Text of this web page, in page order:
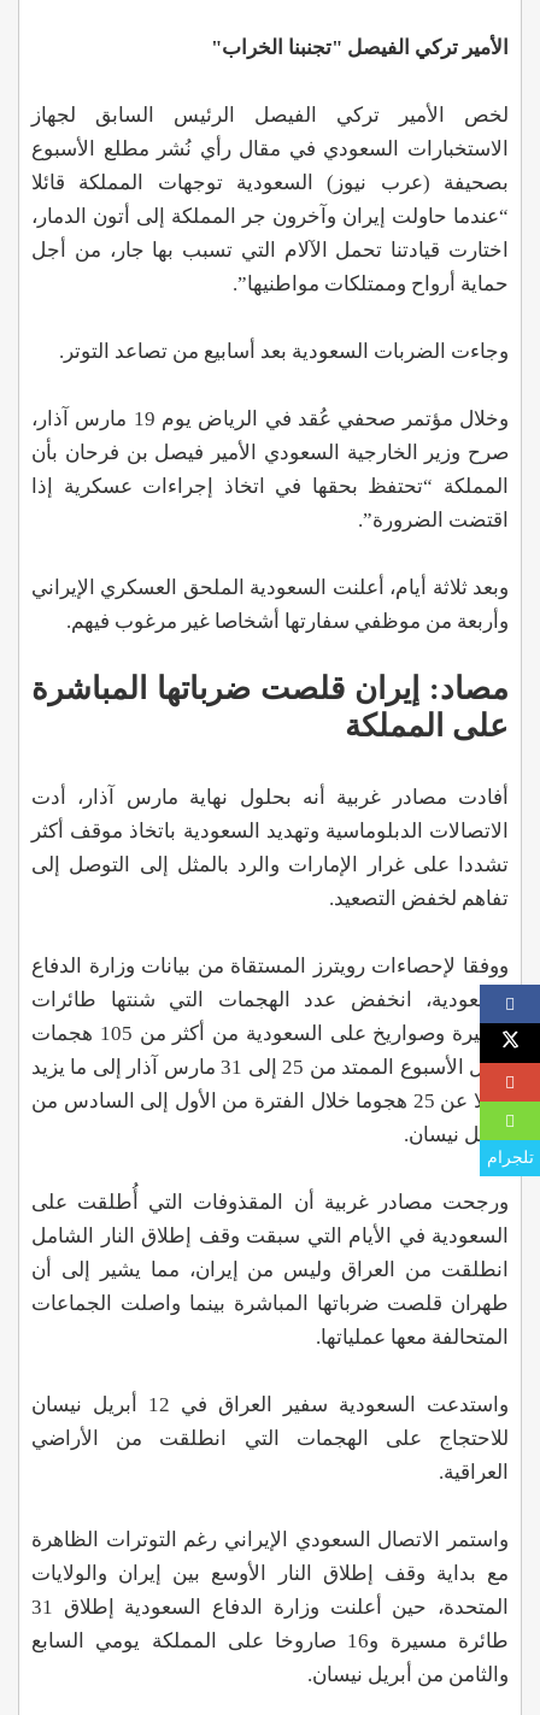
الأمير تركي الفيصل "تجنبنا الخراب"
لخص الأمير تركي الفيصل الرئيس السابق لجهاز
الاستخبارات السعودي في مقال رأي نُشر مطلع الأسبوع
بصحيفة (عرب نيوز) السعودية توجهات المملكة قائلا
“عندما حاولت إيران وآخرون جر المملكة إلى أتون الدمار،
اختارت قيادتنا تحمل الآلام التي تسبب بها جار، من أجل
حماية أرواح وممتلكات مواطنيها”.
وجاءت الضربات السعودية بعد أسابيع من تصاعد التوتر.
وخلال مؤتمر صحفي عُقد في الرياض يوم 19 مارس آذار،
صرح وزير الخارجية السعودي الأمير فيصل بن فرحان بأن
المملكة “تحتفظ بحقها في اتخاذ إجراءات عسكرية إذا
اقتضت الضرورة”.
وبعد ثلاثة أيام، أعلنت السعودية الملحق العسكري الإيراني
وأربعة من موظفي سفارتها أشخاصا غير مرغوب فيهم.
مصاد: إيران قلصت ضرباتها المباشرة
على المملكة
أفادت مصادر غربية أنه بحلول نهاية مارس آذار، أدت
الاتصالات الدبلوماسية وتهديد السعودية باتخاذ موقف أكثر
تشددا على غرار الإمارات والرد بالمثل إلى التوصل إلى
تفاهم لخفض التصعيد.
ووفقا لإحصاءات رويترز المستقاة من بيانات وزارة الدفاع
السعودية، انخفض عدد الهجمات التي شنتها طائرات
مسيرة وصواريخ على السعودية من أكثر من 105 هجمات
خلال الأسبوع الممتد من 25 إلى 31 مارس آذار إلى ما يزيد
قليلا عن 25 هجوما خلال الفترة من الأول إلى السادس من
أبريل نيسان.
ورجحت مصادر غربية أن المقذوفات التي أُطلقت على
السعودية في الأيام التي سبقت وقف إطلاق النار الشامل
انطلقت من العراق وليس من إيران، مما يشير إلى أن
طهران قلصت ضرباتها المباشرة بينما واصلت الجماعات
المتحالفة معها عملياتها.
واستدعت السعودية سفير العراق في 12 أبريل نيسان
للاحتجاج على الهجمات التي انطلقت من الأراضي
العراقية.
واستمر الاتصال السعودي الإيراني رغم التوترات الظاهرة
مع بداية وقف إطلاق النار الأوسع بين إيران والولايات
المتحدة، حين أعلنت وزارة الدفاع السعودية إطلاق 31
طائرة مسيرة و16 صاروخا على المملكة يومي السابع
والثامن من أبريل نيسان.
تلجرام